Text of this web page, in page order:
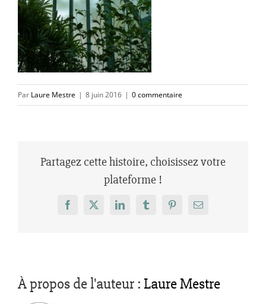
Par Laure Mestre | 8 juin 2016 | 0 commentaire
Partagez cette histoire, choisissez votre
plateforme !
Facebook
X LinkedInTumblrPinterestEmail
À propos de l'auteur : Laure Mestre